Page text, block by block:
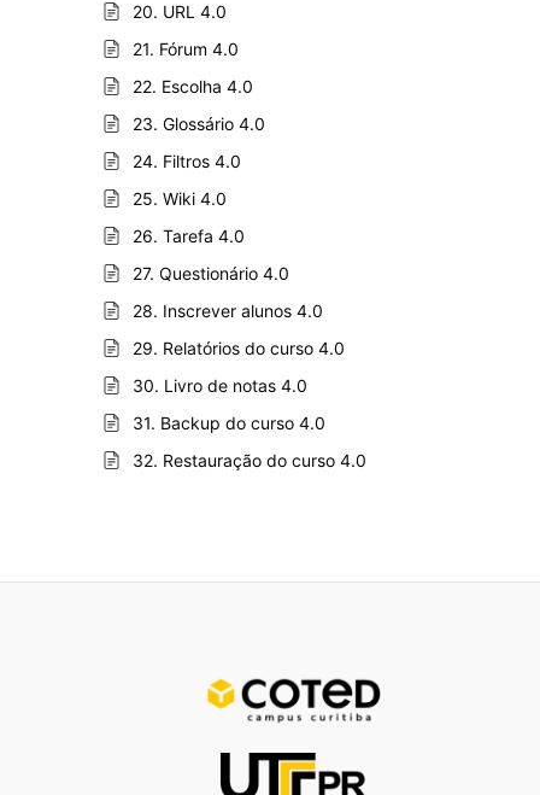
20. URL 4.0
21. Fórum 4.0
22. Escolha 4.0
23. Glossário 4.0
24. Filtros 4.0
25. Wiki 4.0
26. Tarefa 4.0
27. Questionário 4.0
28. Inscrever alunos 4.0
29. Relatórios do curso 4.0
30. Livro de notas 4.0
31. Backup do curso 4.0
32. Restauração do curso 4.0